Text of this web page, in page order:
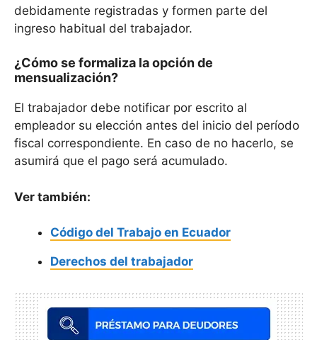
debidamente registradas y formen parte del
ingreso habitual del trabajador.
¿Cómo se formaliza la opción de
mensualización?
El trabajador debe notificar por escrito al
empleador su elección antes del inicio del período
fiscal correspondiente. En caso de no hacerlo, se
asumirá que el pago será acumulado.
Ver también:
Código del Trabajo en Ecuador
Derechos del trabajador